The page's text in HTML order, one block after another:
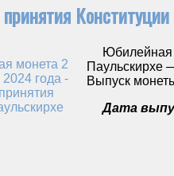
Юбилейная
Паульскирхе
Выпуск
Дата